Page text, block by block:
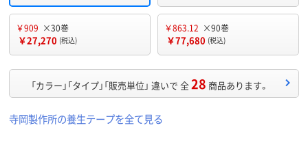
￥909 ×30巻
￥27,270 (税込)
￥863.12 ×90巻
￥77,680 (税込)
「カラー」「タイプ」「販売単位」 違いで 全28 商品あります。
寺岡製作所の養生テープを全て見る